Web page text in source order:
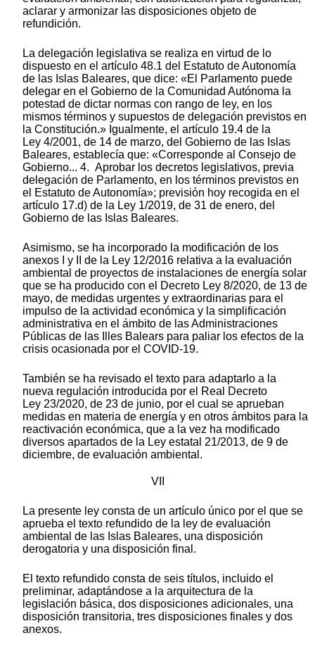
aclarar y armonizar las disposiciones objeto de
refundición.
La delegación legislativa se realiza en virtud de lo
dispuesto en el artículo 48.1 del Estatuto de Autonomía
de las Islas Baleares, que dice: «El Parlamento puede
delegar en el Gobierno de la Comunidad Autónoma la
potestad de dictar normas con rango de ley, en los
mismos términos y supuestos de delegación previstos en
la Constitución.» Igualmente, el artículo 19.4 de la
Ley 4/2001, de 14 de marzo, del Gobierno de las Islas
Baleares, establecía que: «Corresponde al Consejo de
Gobierno... 4. Aprobar los decretos legislativos, previa
delegación de Parlamento, en los términos previstos en
el Estatuto de Autonomía»; previsión hoy recogida en el
artículo 17.d) de la Ley 1/2019, de 31 de enero, del
Gobierno de las Islas Baleares.
Asimismo, se ha incorporado la modificación de los
anexos I y II de la Ley 12/2016 relativa a la evaluación
ambiental de proyectos de instalaciones de energía solar
que se ha producido con el Decreto Ley 8/2020, de 13 de
mayo, de medidas urgentes y extraordinarias para el
impulso de la actividad económica y la simplificación
administrativa en el ámbito de las Administraciones
Públicas de las Illes Balears para paliar los efectos de la
crisis ocasionada por el COVID-19.
También se ha revisado el texto para adaptarlo a la
nueva regulación introducida por el Real Decreto
Ley 23/2020, de 23 de junio, por el cual se aprueban
medidas en materia de energía y en otros ámbitos para la
reactivación económica, que a la vez ha modificado
diversos apartados de la Ley estatal 21/2013, de 9 de
diciembre, de evaluación ambiental.
VII
La presente ley consta de un artículo único por el que se
aprueba el texto refundido de la ley de evaluación
ambiental de las Islas Baleares, una disposición
derogatoria y una disposición final.
El texto refundido consta de seis títulos, incluido el
preliminar, adaptándose a la arquitectura de la
legislación básica, dos disposiciones adicionales, una
disposición transitoria, tres disposiciones finales y dos
anexos.